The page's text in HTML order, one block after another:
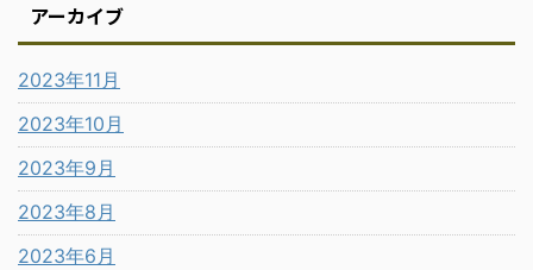
アーカイブ
2023年11月
2023年10月
2023年9月
2023年8月
2023年6月